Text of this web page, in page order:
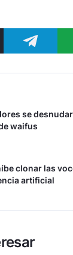
se
waifus
clonar las
artificial